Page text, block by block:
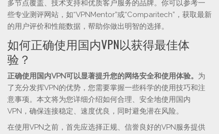
多节点覆盖、技术支持和优质客户服务的品牌。你可以参考一
些专业测评网站，如“VPNMentor”或“Comparitech”，获取最新
的用户评价和性能数据，帮助你做出明智的选择。
如何正确使用国内VPN以获得最佳体
验？
正确使用国内VPN可以显著提升您的网络安全和使用体验。 为
了充分发挥VPN的优势，您需要掌握一些科学的使用技巧和注
意事项。本文将为您详细介绍如何合理、安全地使用国内
VPN，确保连接稳定、速度优良，同时避免潜在风险。
在使用VPN之前，首先应选择正规、信誉良好的VPN服务提供